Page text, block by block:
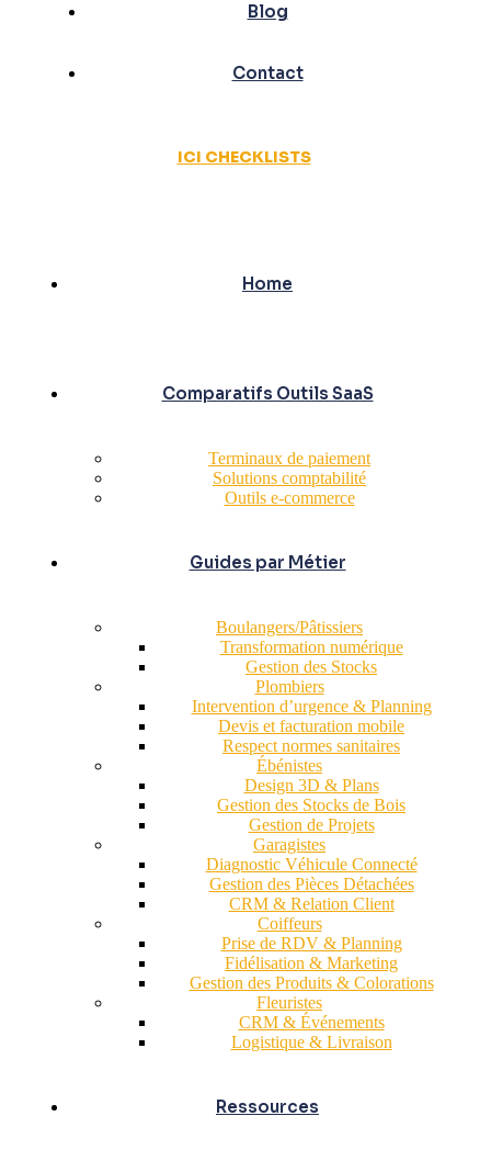
Blog
Contact
ICI CHECKLISTS
Home
Comparatifs Outils SaaS
Terminaux de paiement
Solutions comptabilité
Outils e-commerce
Guides par Métier
Boulangers/Pâtissiers
Transformation numérique
Gestion des Stocks
Plombiers
Intervention d’urgence & Planning
Devis et facturation mobile
Respect normes sanitaires
Ébénistes
Design 3D & Plans
Gestion des Stocks de Bois
Gestion de Projets
Garagistes
Diagnostic Véhicule Connecté
Gestion des Pièces Détachées
CRM & Relation Client
Coiffeurs
Prise de RDV & Planning
Fidélisation & Marketing
Gestion des Produits & Colorations
Fleuristes
CRM & Événements
Logistique & Livraison
Ressources